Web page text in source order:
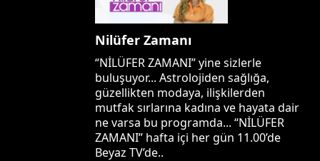
Nilüfer Zamanı
“NİLÜFER ZAMANI” yine sizlerle
buluşuyor... Astrolojiden sağlığa,
güzellikten modaya, ilişkilerden
mutfak sırlarına kadına ve hayata dair
ne varsa bu programda... “NİLÜFER
ZAMANI” hafta içi her gün 11.00’de
Beyaz TV’de..